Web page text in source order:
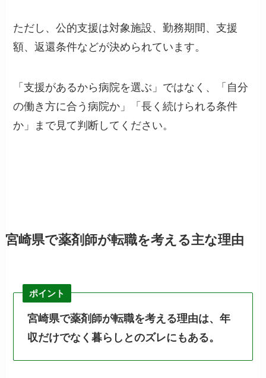
ただし、公的支援は対象施設、勤務期間、支援
額、返還条件などが決められています。
「支援があるから病院を選ぶ」ではなく、「自分
の働き方に合う病院か」「長く続けられる条件
か」まで見て判断してください。
宮崎県で薬剤師が転職を考える主な理由
ポイント
宮崎県で薬剤師が転職を考える理由は、年
収だけでなく暮らしとのズレにもある。